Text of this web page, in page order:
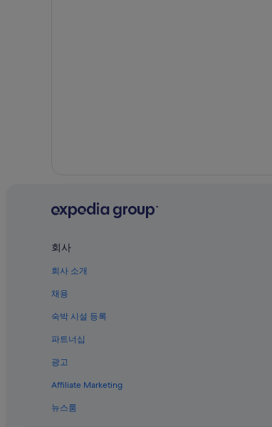
회사
회사 소개
채용
숙박 시설 등록
파트너십
광고
Affiliate Marketing
뉴스룸